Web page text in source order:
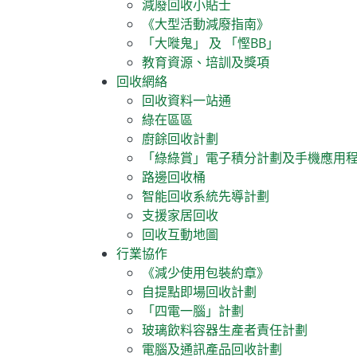
減廢回收小貼士
《大型活動減廢指南》
「大嘥鬼」 及 「慳BB」
教育資源、培訓及獎項
回收網絡
回收資料一站通
綠在區區
廚餘回收計劃
「綠綠賞」電子積分計劃及手機應用
路邊回收桶
智能回收系統先導計劃
支援家居回收
回收互動地圖
行業協作
《減少使用包裝約章》
自提點即場回收計劃
「四電一腦」計劃
玻璃飲料容器生產者責任計劃
電腦及通訊產品回收計劃